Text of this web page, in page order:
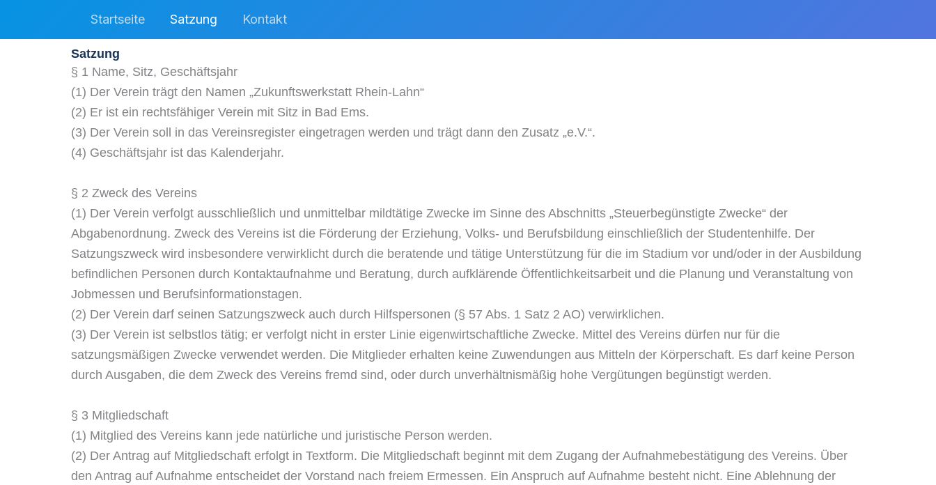
Startseite Satzung Kontakt
Satzung
§ 1 Name, Sitz, Geschäftsjahr
(1) Der Verein trägt den Namen „Zukunftswerkstatt Rhein-Lahn“
(2) Er ist ein rechtsfähiger Verein mit Sitz in Bad Ems.
(3) Der Verein soll in das Vereinsregister eingetragen werden und trägt dann den Zusatz „e.V.“.
(4) Geschäftsjahr ist das Kalenderjahr.
§ 2 Zweck des Vereins
(1) Der Verein verfolgt ausschließlich und unmittelbar mildtätige Zwecke im Sinne des Abschnitts „Steuerbegünstigte Zwecke“ der
Abgabenordnung. Zweck des Vereins ist die Förderung der Erziehung, Volks- und Berufsbildung einschließlich der Studentenhilfe. Der
Satzungszweck wird insbesondere verwirklicht durch die beratende und tätige Unterstützung für die im Stadium vor und/oder in der Ausbildung
befindlichen Personen durch Kontaktaufnahme und Beratung, durch aufklärende Öffentlichkeitsarbeit und die Planung und Veranstaltung von
Jobmessen und Berufsinformationstagen.
(2) Der Verein darf seinen Satzungszweck auch durch Hilfspersonen (§ 57 Abs. 1 Satz 2 AO) verwirklichen.
(3) Der Verein ist selbstlos tätig; er verfolgt nicht in erster Linie eigenwirtschaftliche Zwecke. Mittel des Vereins dürfen nur für die
satzungsmäßigen Zwecke verwendet werden. Die Mitglieder erhalten keine Zuwendungen aus Mitteln der Körperschaft. Es darf keine Person
durch Ausgaben, die dem Zweck des Vereins fremd sind, oder durch unverhältnismäßig hohe Vergütungen begünstigt werden.
§ 3 Mitgliedschaft
(1) Mitglied des Vereins kann jede natürliche und juristische Person werden.
(2) Der Antrag auf Mitgliedschaft erfolgt in Textform. Die Mitgliedschaft beginnt mit dem Zugang der Aufnahmebestätigung des Vereins. Über
den Antrag auf Aufnahme entscheidet der Vorstand nach freiem Ermessen. Ein Anspruch auf Aufnahme besteht nicht. Eine Ablehnung der